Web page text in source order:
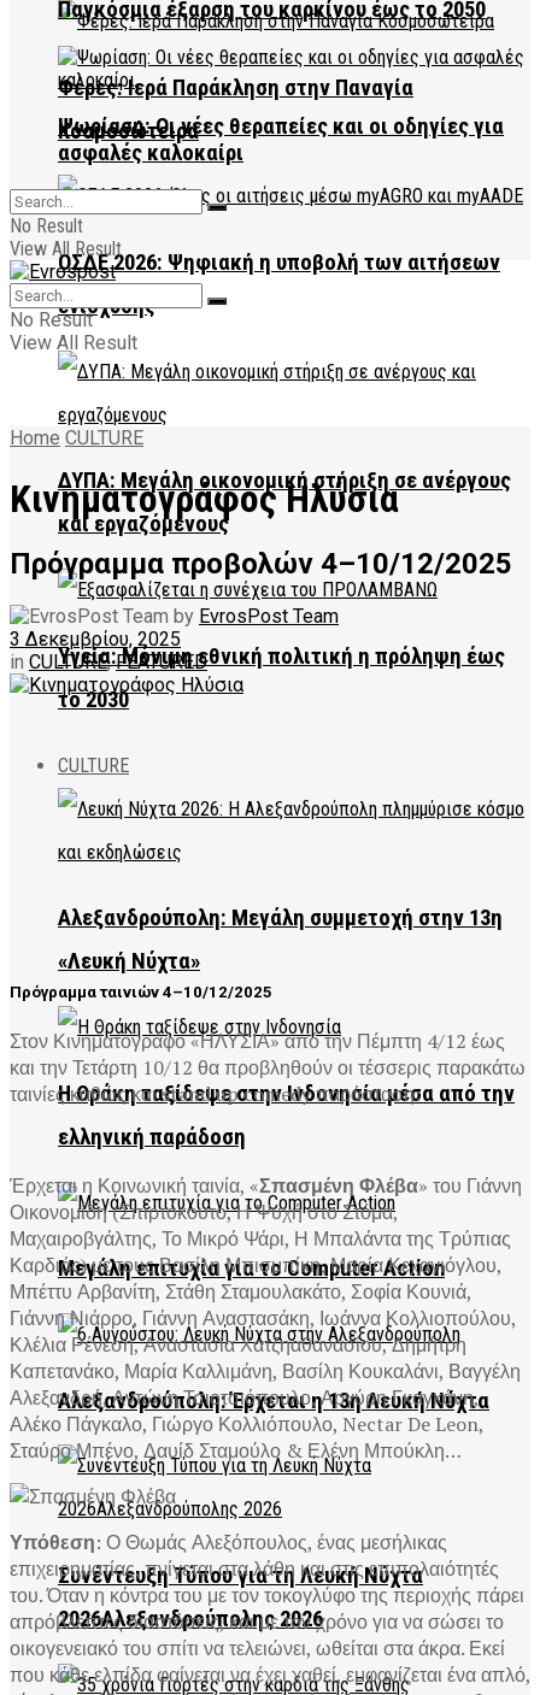
Φέρες: Ιερά Παράκληση στην Παναγία
Κοσμοσώτειρα
ΟΣΔΕ 2026: Ψηφιακή η υποβολή των αιτήσεων
ενίσχυσης
ΔΥΠΑ: Μεγάλη οικονομική στήριξη σε ανέργους
και εργαζόμενους
Υγεία: Μόνιμη εθνική πολιτική η πρόληψη έως
το 2030
CULTURE
Αλεξανδρούπολη: Μεγάλη συμμετοχή στην 13η
«Λευκή Νύχτα»
Η Θράκη ταξίδεψε στην Ινδονησία μέσα από την
ελληνική παράδοση
Μεγάλη επιτυχία για το Computer Action
Αλεξανδρούπολη: Έρχεται η 13η Λευκή Νύχτα
Συνέντευξη Τύπου για τη Λευκή Νύχτα
2026Αλεξανδρούπολης 2026
Παγκόσμια έξαρση του καρκίνου έως το 2050
Ψωρίαση: Οι νέες θεραπείες και οι οδηγίες για
ασφαλές καλοκαίρι
No Result
View All Result
No Result
View All Result
Home CULTURE
Κινηματογράφος Ηλύσια
Πρόγραμμα προβολών 4–10/12/2025
by EvrosPost Team
3 Δεκεμβρίου, 2025
in CULTURE,FEATURED
Πρόγραμμα ταινιών 4–10/12/2025
Στον Κινηματογράφο «ΗΛΥΣΙΑ» από την Πέμπτη 4/12 έως
και την Τετάρτη 10/12 θα προβληθούν οι τέσσερις παρακάτω
ταινίες καθώς και stand up comedy παράσταση:
Έρχεται η Κοινωνική ταινία, «Σπασμένη Φλέβα» του Γιάννη
Οικονομίδη (Σπιρτόκουτο, Η Ψυχή στο Στόμα,
Μαχαιροβγάλτης, Το Μικρό Ψάρι, Η Μπαλάντα της Τρύπιας
Καρδιάς) με τους Βασίλη Μπισμπίκη, Μαρία Κεχαγιόγλου,
Μπέττυ Αρβανίτη, Στάθη Σταμουλακάτο, Σοφία Κουνιά,
Γιάννη Νιάρρο, Γιάννη Αναστασάκη, Ιωάννα Κολλιοπούλου,
Κλέλια Ρένεση, Αναστασία Χατζηαθανασίου, Δημήτρη
Καπετανάκο, Μαρία Καλλιμάνη, Βασίλη Κουκαλάνι, Βαγγέλη
Αλεξανδρή, Αντώνη Τσιοτσιόπουλο, Αργύρη Γκαγκάνη,
Αλέκο Πάγκαλο, Γιώργο Κολλιόπουλο, Nectar De Leon,
Σταύρο Μπένο, Δαυίδ Σταμούλο & Ελένη Μπούκλη…
Υπόθεση: Ο Θωμάς Αλεξόπουλος, ένας μεσήλικας
επιχειρηματίας, πνίγεται στα λάθη και στις επιπολαιότητές
του. Όταν η κόντρα του με τον τοκογλύφο της περιοχής πάρει
απρόβλεπτες διαστάσεις, και με τον χρόνο για να σώσει το
οικογενειακό του σπίτι να τελειώνει, ωθείται στα άκρα. Εκεί
που κάθε ελπίδα φαίνεται να έχει χαθεί, εμφανίζεται ένα απλό,